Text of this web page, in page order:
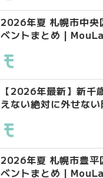
2026年夏 札幌市中央
ベントまとめ |
【2026年最新】新千
えない絶対に外せな
焼き菓子18選 |
2026年夏 札幌市豊平
ベントまとめ |
ベ
ン
ベ
札幌
め専
新
ベ
【
えな